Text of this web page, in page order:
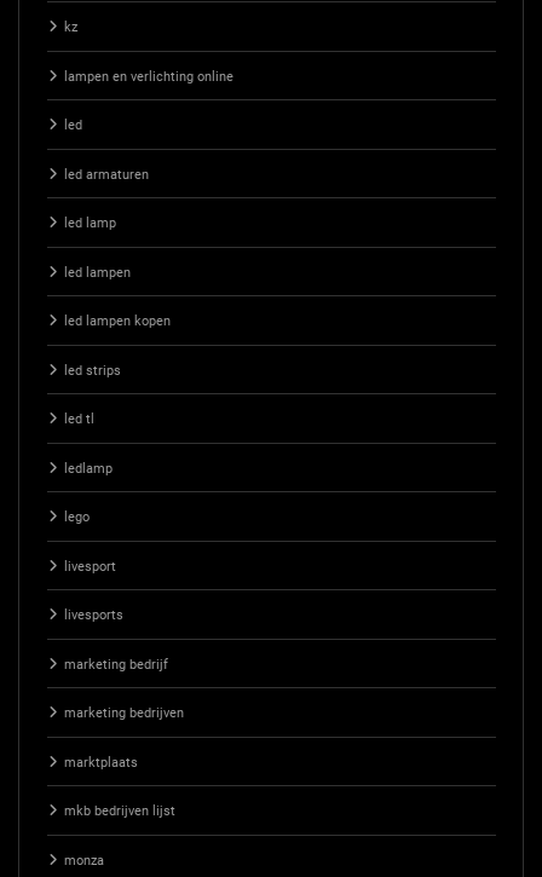
kz
lampen en verlichting online
led
led armaturen
led lamp
led lampen
led lampen kopen
led strips
led tl
ledlamp
lego
livesport
livesports
marketing bedrijf
marketing bedrijven
marktplaats
mkb bedrijven lijst
monza